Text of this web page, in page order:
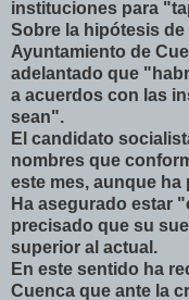
instituciones para
Sobre la hipótesis de
Ayuntamiento de
adelantado que
a acuerdos con las
sean".
El candidato
nombres que
este mes, aunque
Ha asegurado estar
precisado que su
superior al actual.
En este sentido ha
Cuenca que ante la